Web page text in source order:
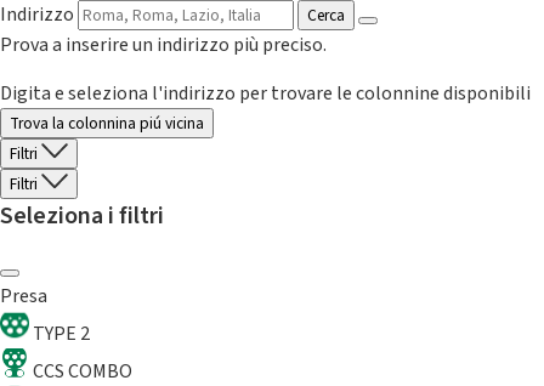
Indirizzo
Cerca
Prova a inserire un indirizzo più preciso.
Digita e seleziona l'indirizzo per trovare le colonnine disponibili
Trova la colonnina piú vicina
Filtri
Filtri
Seleziona i filtri
Presa
TYPE 2
CCS COMBO